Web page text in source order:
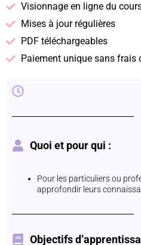
Visionnage en ligne du
Mises à jour régulières
PDF téléchargeables
Paiement unique sans frais
Quoi et pour qui :
Pour les particuliers ou
approfondir leurs
Objectifs